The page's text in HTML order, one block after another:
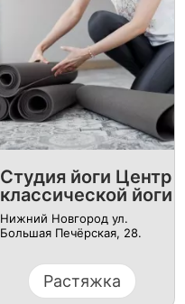
Студия йоги Центр
классической йоги
Нижний Новгород ул.
Большая Печёрская, 28.
Растяжка